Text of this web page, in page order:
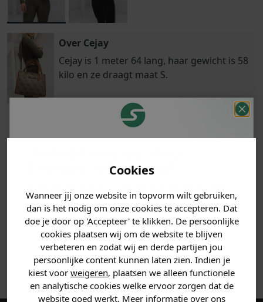
Cookies
Wanneer jij onze website in topvorm wilt gebruiken,
dan is het nodig om onze cookies te accepteren. Dat
doe je door op 'Accepteer' te klikken. De persoonlijke
cookies plaatsen wij om de website te blijven
verbeteren en zodat wij en derde partijen jou
persoonlijke content kunnen laten zien. Indien je
kiest voor weigeren, plaatsen we alleen functionele
en analytische cookies welke ervoor zorgen dat de
website goed werkt. Meer informatie over ons
Over Cejay
Cejay is 1 meter 64 lang, haar gewicht is 58
kilo en ze draagt maat S.
PRODUCTINFORMATIE
MATERIAAL & WASVOORSCHRIFT
ANDERE BESTELDEN OOK
korting ontvangen!
Vertel ons waar je naar op
zoek bent en claim direct
jouwkorting.
Heren kleding